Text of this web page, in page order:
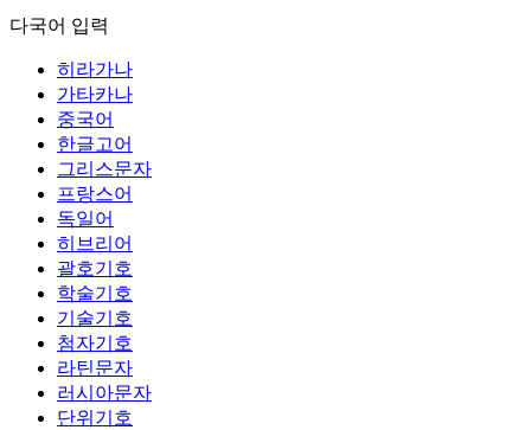
다국어 입력
히라가나
가타카나
중국어
한글고어
그리스문자
프랑스어
독일어
히브리어
괄호기호
학술기호
기술기호
첨자기호
라틴문자
러시아문자
단위기호